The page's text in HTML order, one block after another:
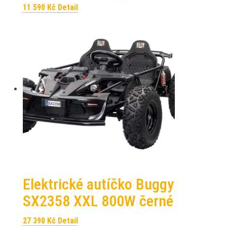
11 590 Kč Detail
Elektrické autíčko Buggy
SX2358 XXL 800W černé
27 390 Kč Detail